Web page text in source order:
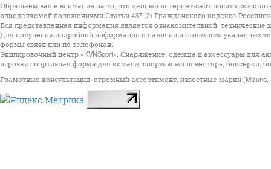
Обращаем ваше внимание на то, что данный интернет-сайт носит
определяемой положениями Статьи 437 (2) Гражданского кодекса
Вся представленная информация является ознакомительной, технические
Для получения подробной информации о наличии и стоимости указанных
формы связи или по телефонан.
Экипировочный центр «KVNSport». Снаряжение, одежда и аксессуары для
игровая спортивная форма для команд, спортивный инвентярь, боксёрки,
Грамотные консультации, огромный ассортимент, известные марки (Mizuno,